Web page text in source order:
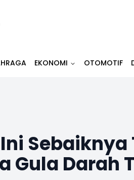
EKONOMI OTOMOTIF
Sebaiknya
Gula Darah